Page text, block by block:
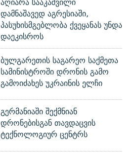
დამნაშავედ აგრესიაში,
პასუხისმგებლობა ქვეყანას უნდა
დაეკისროს
ბულგარეთის საგარეო საქმეთა
სამინისტროში დრონის გამო
გამოიძახეს უკრაინის ელჩი
გერმანიაში შექმნიან
დრონებისგან თავდაცვის
ტექნოლოგიურ ცენტრს